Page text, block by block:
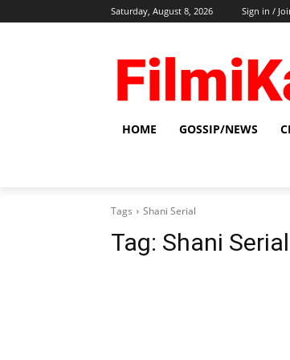
Saturday, August 8, 2026 Sign in /
HOME GOSSIP/NEWS
Tags Shani Serial
Tag: Shani Serial